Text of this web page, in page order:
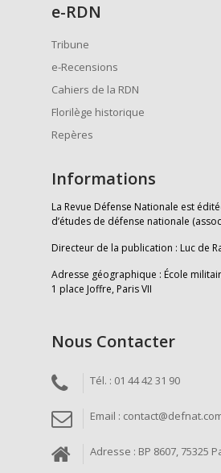
e-RDN
Tribune
e-Recensions
Cahiers de la RDN
Florilège historique
Repères
Informations
La Revue Défense Nationale est
d’études de défense nationale
Directeur de la publication : Luc de
Adresse géographique : École
1 place Joffre, Paris VII
Nous Contacter
Tél. : 01 44 42 31 90
Email :
Adresse : BP 8607, 75325